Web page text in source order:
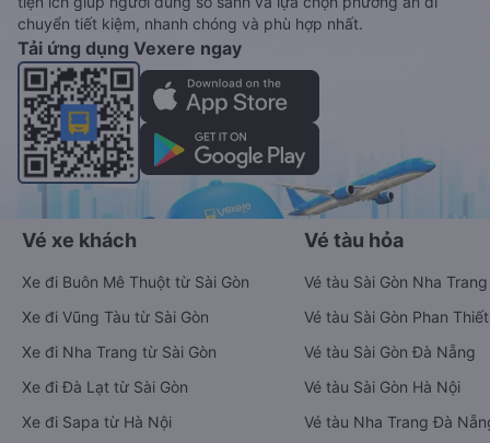
chuyển tiết kiệm, nhanh chóng và phù hợp nhất.
Tải ứng dụng Vexere ngay
Vé xe khách
Xe đi Buôn Mê Thuột từ Sài Gòn
Xe đi Vũng Tàu từ Sài Gòn
Xe đi Nha Trang từ Sài Gòn
Xe đi Đà Lạt từ Sài Gòn
Xe đi Sapa từ Hà Nội
Vé tàu hỏa
Vé tàu Sài Gòn Nha Trang
Vé tàu Sài Gòn Phan Thiết
Vé tàu Sài Gòn Đà Nẵng
Vé tàu Sài Gòn Hà Nội
Vé tàu Nha Trang Đà